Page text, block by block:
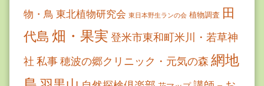
物・鳥 東北植物研究会 東日本野生ランの会 植物調査 田
代島 畑・果実 登米市東和町米川・若草神
社 私事穂波の郷クリニック・元気の森 網地